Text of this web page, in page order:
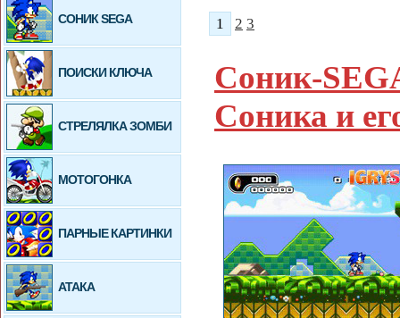
СОНИК SEGA
ПОИСКИ КЛЮЧА
СТРЕЛЯЛКА ЗОМБИ
МОТОГОНКА
ПАРНЫЕ КАРТИНКИ
АТАКА
1 2 3
Соник-
Соника и